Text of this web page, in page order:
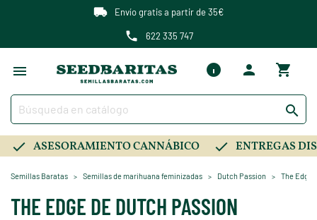
Envío gratis a partir de 35€
622 335 747

ASESORAMIENTO CANNÁBICO ENTREGAS
Semillas Baratas Semillas de marihuana feminizadas Dutch Passion The Edge
THE EDGE DE DUTCH PASSION